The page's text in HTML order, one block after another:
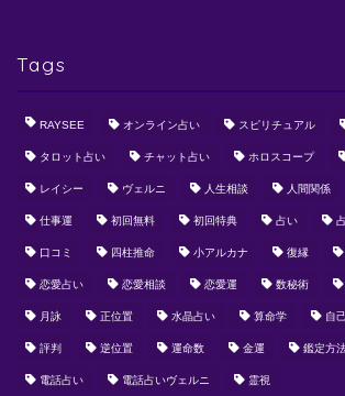
Tags
RAYSEE オンライン占い スピリチュアル
タロット占い チャット占い ホロスコープ
レイシー ヴェルニ 人生相談 人間関係
仕事運 初回無料 初回特典 占い
口コミ 四柱推命 小アルカナ 復縁
恋愛占い 恋愛相談 恋愛運 数秘術
月詠 正位置 水晶占い 算命学 自
評判 逆位置 運命数 金運 鑑定方
電話占い 電話占いヴェルニ 霊視